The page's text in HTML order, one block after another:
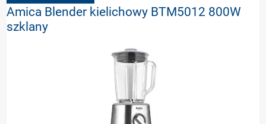
Amica Blender kielichowy BTM5012 800W
szklany